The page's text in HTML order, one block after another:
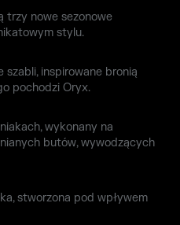
trzy nowe sezonowe
stylu.
szabli, inspirowane bronią
pochodzi Oryx.
wykonany na
butów, wywodzących
stworzona pod wpływem